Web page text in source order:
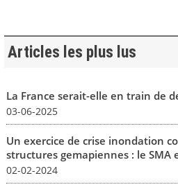
Articles les plus lus
La France serait-elle en train de
03-06-2025
Un exercice de crise inondation
structures gemapiennes : le SMA
02-02-2024